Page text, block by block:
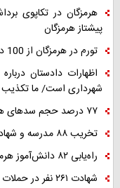
پیشتاز هرمزگان
تورم در هرمزگان از 100 درصد عبور کرد
اظهارات دادستان
شهرداری است/ ما
۷۷ درصد حجم سدهای هرمزگان پُر شد
تخریب ۸۸ مدرسه و شهادت ۱۴۹ دانش‌آموز و معلم هرمزگانی
راه‌یابی ۸۲ دانش‌آموز هرمزگانی به مرحله دوم المپیادهای علمی کشور
شهادت ۲۶۱ نفر در حملات دشمن به هرمزگان/ ۱۷۵ نفر زن و کودک